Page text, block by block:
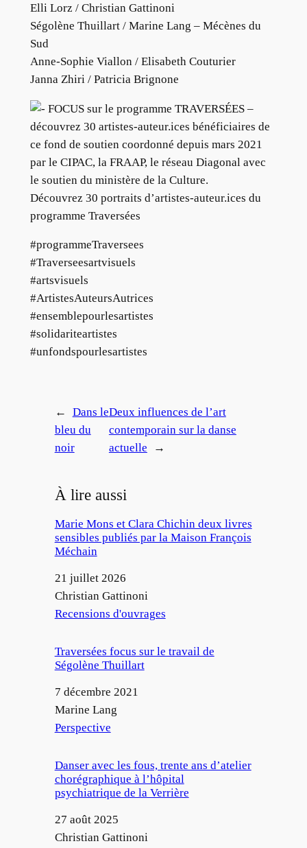
Elli Lorz / Christian Gattinoni
Ségolène Thuillart / Marine Lang – Mécènes du
Sud
Anne-Sophie Viallon / Elisabeth Couturier
Janna Zhiri / Patricia Brignone
FOCUS sur le programme TRAVERSÉES –
découvrez 30 artistes-auteur.ices bénéficiaires de
ce fond de soutien coordonné depuis mars 2021
par le CIPAC, la FRAAP, le réseau Diagonal avec
le soutien du ministère de la Culture.
Découvrez 30 portraits d’artistes-auteur.ices du
programme Traversées
#programmeTraversees
#Traverseesartvisuels
#artsvisuels
#ArtistesAuteursAutrices
#ensemblepourlesartistes
#solidariteartistes
#unfondspourlesartistes
←
Dans le
bleu du
noir
Deux influences de l’art
contemporain sur la danse
actuelle
→
À lire aussi
Marie Mons et Clara Chichin deux livres
sensibles publiés par la Maison François
Méchain
Date
21 juillet 2026
Auteur
Christian Gattinoni
Par rapport à
Recensions d'ouvrages
Traversées focus sur le travail de
Ségolène Thuillart
Date
7 décembre 2021
Auteur
Marine Lang
Par rapport à
Perspective
Danser avec les fous, trente ans d’atelier
chorégraphique à l’hôpital
psychiatrique de la Verrière
Date
27 août 2025
Auteur
Christian Gattinoni